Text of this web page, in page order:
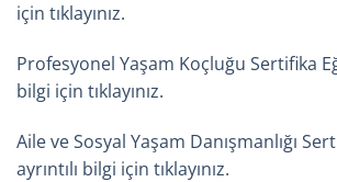
için tıklayınız.
Profesyonel Yaşam Koçluğu Sertifika
bilgi için tıklayınız.
Aile ve Sosyal Yaşam Danışmanlığı
ayrıntılı bilgi için tıklayınız.